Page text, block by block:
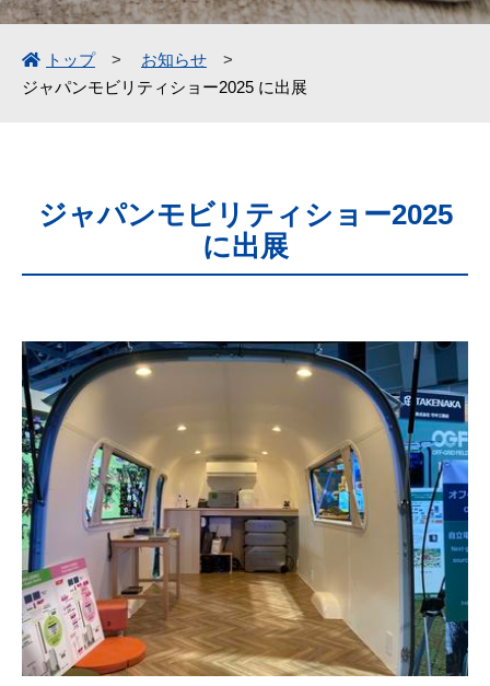
トップ
お知らせ
ジャパンモビリティショー2025 に出展
ジャパンモビリティショー2025
に出展